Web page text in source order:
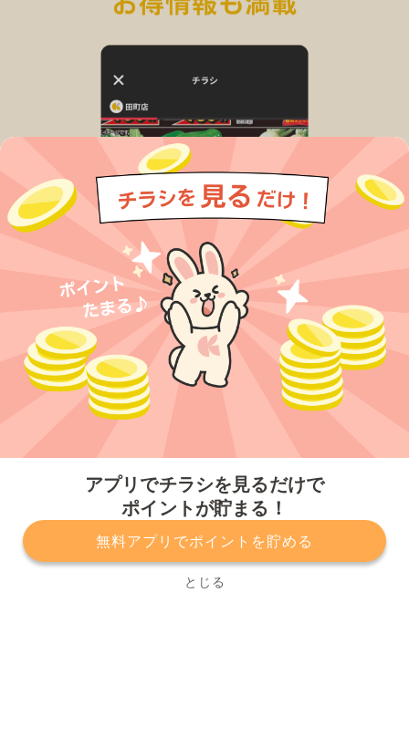
アプリでチラシを見るだけで
ポイントが貯まる！
無料アプリでポイントを貯める
とじる
プライバシーポリシー 利用規約
運営会社
サービスに関してのお問い合わせ